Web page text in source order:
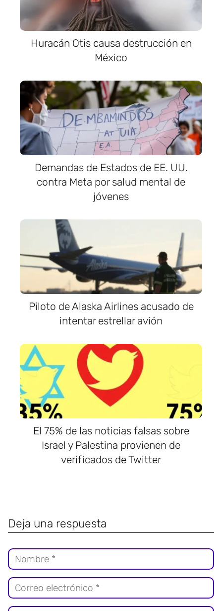
Huracán Otis causa destrucción en
México
Demandas de Estados de EE. UU.
contra Meta por salud mental de
jóvenes
Piloto de Alaska Airlines acusado de
intentar estrellar avión
El 75% de las noticias falsas sobre
Israel y Palestina provienen de
verificados de Twitter
Deja una respuesta